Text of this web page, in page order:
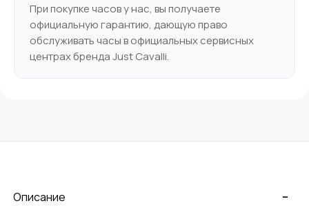
При покупке часов у нас, вы получаете
официальную гарантию, дающую право
обслуживать часы в официальных сервисных
центрах бренда Just Cavalli.
-
Описание